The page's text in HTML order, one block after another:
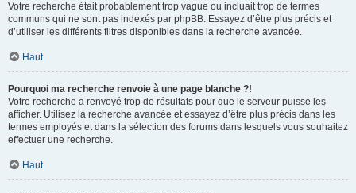
Votre recherche était probablement trop vague ou incluait trop de termes
communs qui ne sont pas indexés par phpBB. Essayez d’être plus précis et
d’utiliser les différents filtres disponibles dans la recherche avancée.
Haut
Pourquoi ma recherche renvoie à une page blanche ?!
Votre recherche a renvoyé trop de résultats pour que le serveur puisse les
afficher. Utilisez la recherche avancée et essayez d’être plus précis dans les
termes employés et dans la sélection des forums dans lesquels vous souhaitez
effectuer une recherche.
Haut